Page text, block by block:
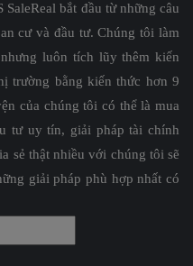
bắt đầu từ những câu
cư và đầu tư. Chúng tôi làm
luôn tích lũy thêm kiến
trường bằng kiến thức hơn 9
của chúng tôi có thể là mua
tư uy tín, giải pháp tài chính
sẻ thật nhiều với chúng tôi sẽ
giải pháp phù hợp nhất có